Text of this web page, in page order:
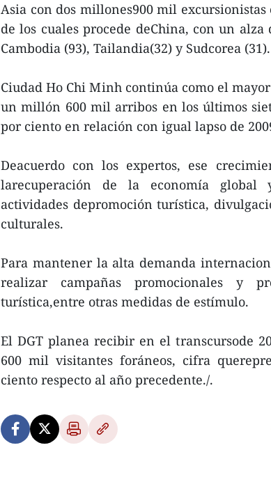
Asia con dos millones900 mil
de los cuales procede deChina, con un
Cambodia (93), Tailandia(32) y Sudcorea (31).
Ciudad Ho Chi Minh continúa como el
un millón 600 mil arribos en los últimos
por ciento en relación con igual lapso de
Deacuerdo con los expertos, ese
larecuperación de la economía
actividades depromoción turística,
culturales.
Para mantener la alta demanda
realizar campañas promocionales y
turística,entre otras medidas de estímulo.
El DGT planea recibir en el transcursode
600 mil visitantes foráneos, cifra
ciento respecto al año precedente./.